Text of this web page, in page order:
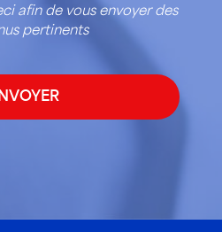
afin de vous envoyer des
pertinents